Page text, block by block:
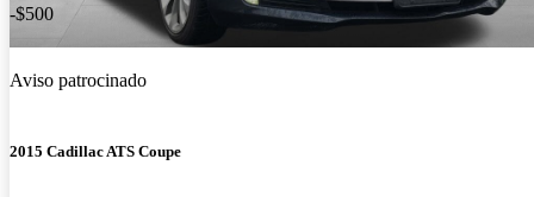
-$500
Aviso patrocinado
2015 Cadillac ATS Coupe